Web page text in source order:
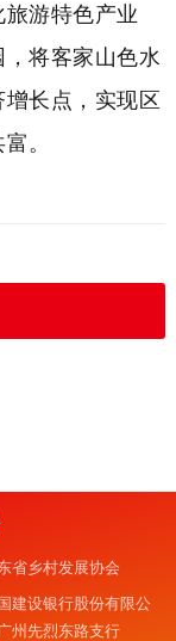
游特色产业
将客家山色水
长点，实现区
。
省乡村发展协会
建设银行股份有限公
州先烈东路支行